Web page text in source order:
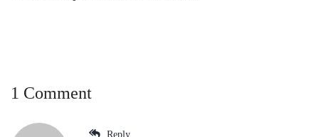
1 Comment
Reply